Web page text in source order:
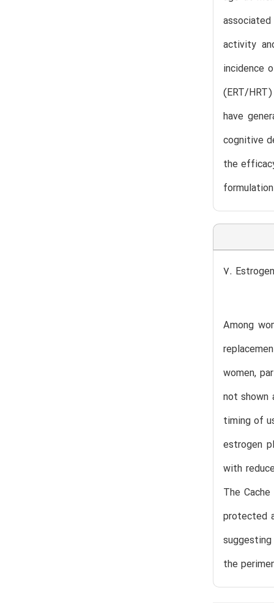
activity
incidence
(ERT/
have
cognitive
the
7.
Among
women,
not shown
timing of
estrogen
with
The
protected
the